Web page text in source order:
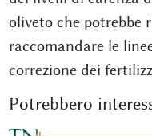
oliveto che potrebbe
raccomandare le
correzione dei
Potrebbero